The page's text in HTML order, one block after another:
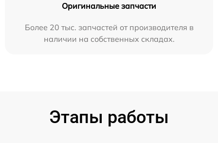
Оригинальные запчасти
Более 20 тыс. запчастей от производителя в
наличии на собственных складах.
Этапы работы